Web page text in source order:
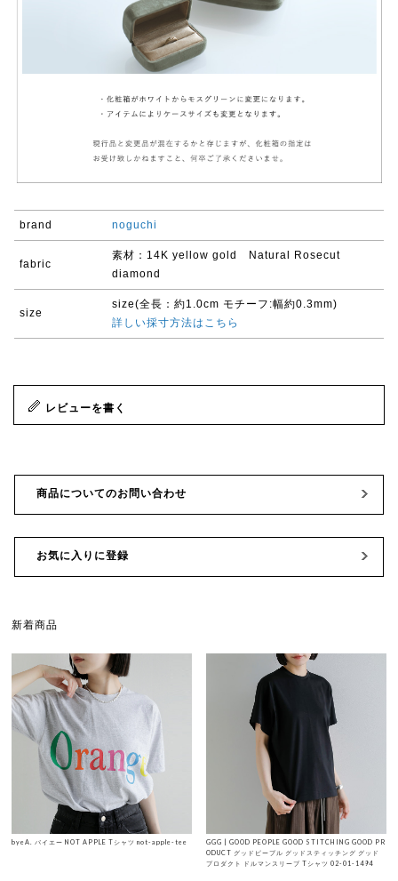
brand noguchi
fabric
素材：14K yellow gold Natural Rosecut
diamond
size
size(全長：約1.0cm モチーフ:幅約0.3mm)
詳しい採寸方法はこちら
レビューを書く
商品についてのお問い合わせ
お気に入りに登録
新着商品
byeA. バイエー NOT APPLE Tシャツ not-apple-tee
GGG | GOOD PEOPLE GOOD STITCHING GOOD PR
ODUCT グッドピープル グッドスティッチング グッド
プロダクト ドルマンスリーブ Tシャツ 02-01-1494